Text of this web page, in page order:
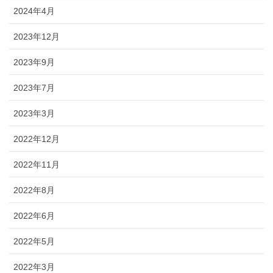
2024年4月
2023年12月
2023年9月
2023年7月
2023年3月
2022年12月
2022年11月
2022年8月
2022年6月
2022年5月
2022年3月